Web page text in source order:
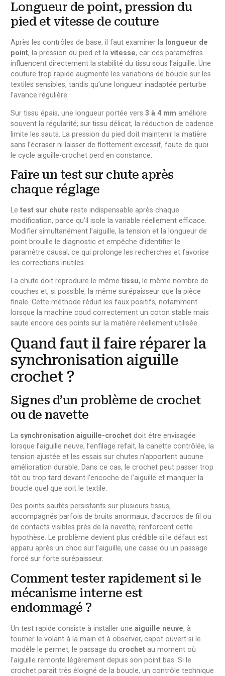
Longueur de point, pression du
pied et vitesse de couture
Après les contrôles de base, il faut examiner la longueur de
point, la pression du pied et lavitesse, car ces paramètres
influencent directement la stabilité du tissu sous l’aiguille. Une
couture trop rapide augmente les variations de boucle sur les
textiles sensibles, tandis qu’une longueur inadaptée perturbe
l’avance régulière.
Sur tissu épais, une longueur portée vers3 à 4 mm améliore
souvent la régularité; sur tissu délicat, la réduction de cadence
limite les sauts. La pression du pied doit maintenir la matière
sans l’écraser ni laisser de flottement excessif, faute de quoi
le cycle aiguille-crochet perd en constance.
Faire un test sur chute après
chaque réglage
Letest sur chute reste indispensable après chaque
modification, parce qu’il isole la variable réellement efficace.
Modifier simultanément l’aiguille, la tension et la longueur de
point brouille le diagnostic et empêche d’identifier le
paramètre causal, ce qui prolonge les recherches et favorise
les corrections inutiles.
La chute doit reproduire le mêmetissu, le même nombre de
couches et, si possible, la même surépaisseur que la pièce
finale. Cette méthode réduit les faux positifs, notamment
lorsque la machine coud correctement un coton stable mais
saute encore des points sur la matière réellement utilisée.
Quand faut il faire réparer la
synchronisation aiguille
crochet ?
Signes d’un problème de crochet
ou de navette
La synchronisation aiguille-crochet doit être envisagée
lorsque l’aiguille neuve, l’enfilage refait, la canette contrôlée, la
tension ajustée et les essais sur chutes n’apportent aucune
amélioration durable. Dans ce cas, le crochet peut passer trop
tôt ou trop tard devant l’encoche de l’aiguille et manquer la
boucle quel que soit le textile.
Des points sautés persistants sur plusieurs tissus,
accompagnés parfois de bruits anormaux, d’accrocs de fil ou
de contacts visibles près de la navette, renforcent cette
hypothèse. Le problème devient plus crédible si le défaut est
apparu après un choc sur l’aiguille, une casse ou un passage
forcé sur forte surépaisseur.
Comment tester rapidement si le
mécanisme interne est
endommagé ?
Un test rapide consiste à installer uneaiguille neuve, à
tourner le volant à la main et à observer, capot ouvert si le
modèle le permet, le passage du crochet au moment où
l’aiguille remonte légèrement depuis son point bas. Si le
crochet paraît très éloigné de la boucle, un contrôle technique